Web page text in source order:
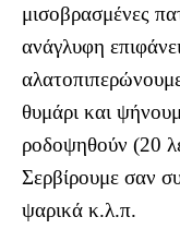
μισοβρασμένες
ανάγλυφη
θυμάρι και
ροδοψηθούν (20
Σερβίρουμε σαν
ψαρικά κ.λ.π.